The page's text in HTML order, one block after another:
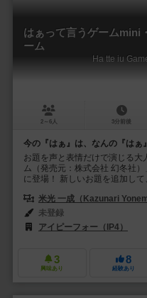
はぁって言うゲームmini
ーム
Ha tte iu
2～6人 3分前後
今の『はぁ』は、なんの『はぁ
お題を声と表情だけで演じる
ム（発売元：株式会社 幻冬社
に登場！ 新しいお題を追加して
米光 一成（Kazunari
未登録
アイピーフォー（IP4）
3
興味あり
8
経験あり